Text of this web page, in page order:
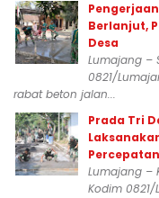
Berlanjut,
Desa
Lumajang –
0821/
rabat beton jalan...
Prada Tri
Lumajang –
Kodim